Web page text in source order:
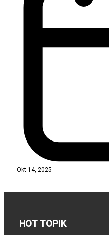
Okt 14, 2025
HOT TOPIK